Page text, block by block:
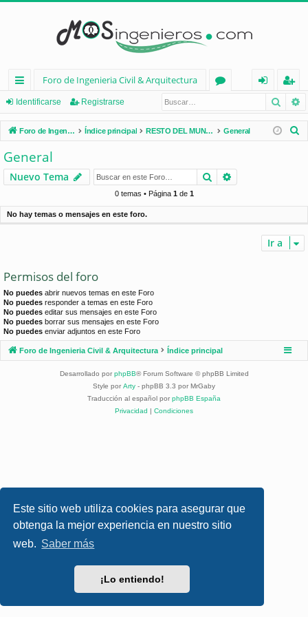
Este sitio web utiliza cookies para asegurar que
obtenga la mejor experiencia en nuestro sitio
web. Saber más
¡Lo entiendo!
nl
ac
es
rá
pi
d
Foro de Ingenieria Civil & Arquitectura
os
nt
ifi
e
eg
ist
ra
Identificarse Registrarse
Foro de Ingenieria Civil & Arquitectura Índice principal RESTO DEL MUNDO General
r
General
Nuevo Tema Buscar
0 temas • Página 1de 1
No hay temas o mensajes en este foro.
Ir a
Permisos del foro
No puedes abrir nuevos temas en este Foro
No puedes responder a temas en este Foro
No puedes editar sus mensajes en este Foro
No puedes borrar sus mensajes en este Foro
No puedes enviar adjuntos en este Foro
Foro de Ingenieria Civil & Arquitectura Índice principal
Desarrollado por phpBB® Forum Software © phpBB Limited
Style por Arty - phpBB 3.3 por MrGaby
Traducción al español por phpBB España
Privacidad | Condiciones